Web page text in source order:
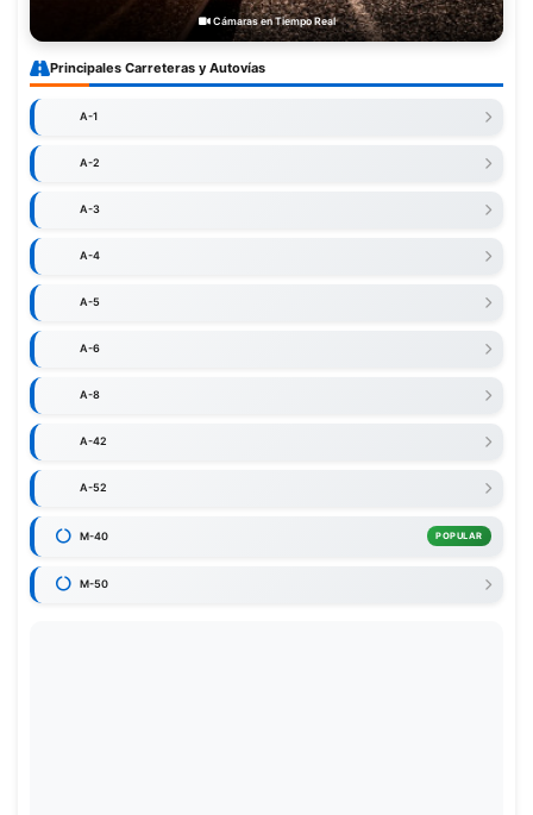
Cámaras en Tiempo Real
Principales Carreteras y Autovías
A-1
A-2
A-3
A-4
A-5
A-6
A-8
A-42
A-52
M-40 POPULAR
M-50